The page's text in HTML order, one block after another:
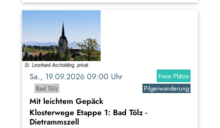
Sa., 19.09.2026 09:00 Uhr
Freie Plätze
Bad Tölz
Pilgerwanderung
Mit leichtem Gepäck
Klosterwege Etappe 1: Bad Tölz -
Dietrammszell